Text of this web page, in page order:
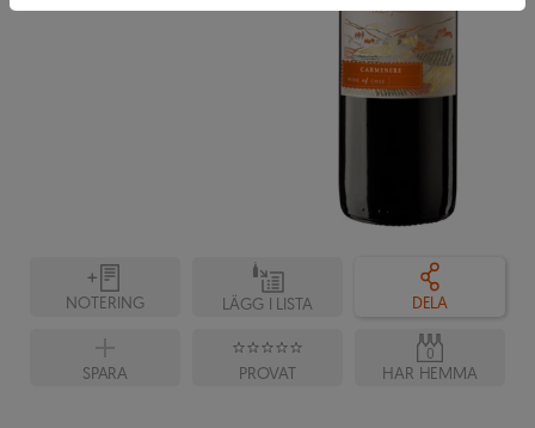
NOTERING LÄGG I LISTA DELA
SPARA PROVAT
0
HAR HEMMA